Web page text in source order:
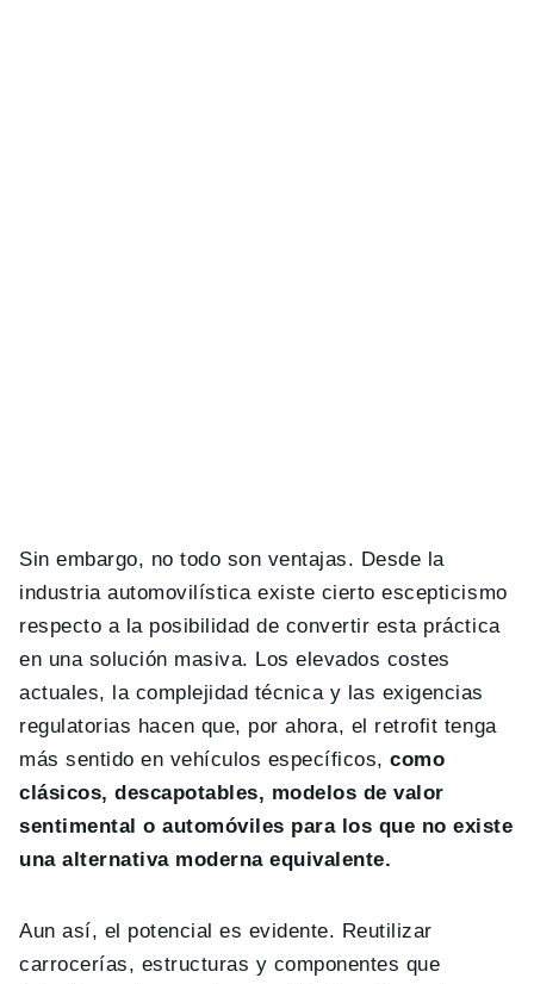
Sin embargo, no todo son ventajas. Desde la
industria automovilística existe cierto escepticismo
respecto a la posibilidad de convertir esta práctica
en una solución masiva. Los elevados costes
actuales, la complejidad técnica y las exigencias
regulatorias hacen que, por ahora, el retrofit tenga
más sentido en vehículos específicos,como
clásicos, descapotables, modelos de valor
sentimental o automóviles para los que no existe
una alternativa moderna equivalente.
Aun así, el potencial es evidente. Reutilizar
carrocerías, estructuras y componentes que